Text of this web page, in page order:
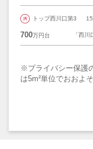
トップ西川口第3
700万円台 「西
※プライバシー保護
は5m²単位でおおよ